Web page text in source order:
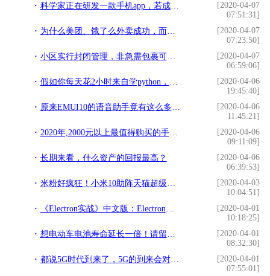
科学家正在研发一款手机app，若成功或可挽救无数人的生命
[2020-04-07
07:51:31]
为什么美团、饿了么外卖成功，而上门做饭一开始就注定失败？
[2020-04-07
07:23:50]
小区实行封闭管理，非急需包裹可暂存网点
[2020-04-07
06:59:06]
假如你每天花2小时来自学python，三个月后你将会感谢自己的努力
[2020-04-06
19:45:40]
原来EMUI10的语音助手竟有这么多功能，网友：白拿华为手机了
[2020-04-06
11:45:21]
2020年,2000元以上最值得购买的手机！
[2020-04-06
09:11:09]
长期来看，什么资产的回报最高？
[2020-04-06
06:39:53]
米粉好疯狂！小米10助阵天猫超级品牌日！日销售额破三亿
[2020-04-03
10:04:51]
《Electron实战》中文版：Electron实现UI界面
[2020-04-01
10:18:25]
想电动车电池寿命延长一倍！请留意以下几点
[2020-04-01
08:32:30]
都说5G时代到来了，5G的到来会对我们的生活产生哪些影响呢
[2020-04-01
07:55:01]